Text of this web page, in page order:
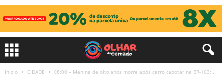
Início CIDADE 08:00 – Menina de oito anos morre após carro capotar na BR-163;...